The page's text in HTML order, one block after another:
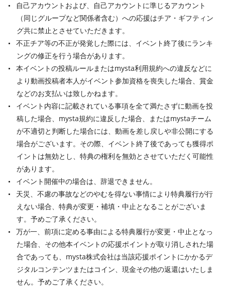
自己アカウントおよび、自己アカウントに準じるアカウント
（同じグループなど関係者含む）への応援はチア・ギフティン
グ共に禁止とさせていただきます。
不正チア等の不正が発覚した際には、イベント終了後にランキ
ングの修正を行う場合があります。
本イベントの投稿ルールまたはmysta利用規約への違反などに
より動画投稿者本人がイベント参加資格を喪失した場合、賞金
などのお支払いは致しかねます。
イベント内容に記載されている事項を全て満たさずに動画を投
稿した場合、mysta規約に違反した場合、またはmystaチーム
が不適切と判断した場合には、動画を差し戻しや非公開にする
場合がございます。その際、イベント終了後であっても獲得ポ
イントは無効とし、特典の権利を無効とさせていただく可能性
があります。
イベント開催中の場合は、辞退できません。
天災、不慮の事故などのやむを得ない事情により特典履行が行
えない場合、特典が変更・補填・中止となることがございま
す。予めご了承ください。
万が一、前項に定める事由による特典履行が変更・中止となっ
た場合、その他本イベントの応援ポイントが取り消しされた場
合であっても、mysta株式会社は当該応援ポイントにかかるデ
ジタルコンテンツまたはコイン、現金その他の返還はいたしま
せん。予めご了承ください。